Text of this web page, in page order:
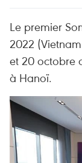
Le premier
2022
et 20 octobre
à Hanoï.